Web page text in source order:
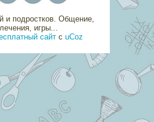
и подростков. Общение,
игры...
сайт с uCoz